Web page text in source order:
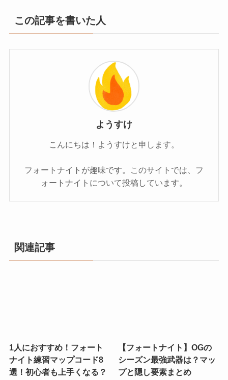
この記事を書いた人
ようすけ
こんにちは！ようすけと申します。
フォートナイトが趣味です。このサイトでは、フ
ォートナイトについて投稿しています。
関連記事
1人におすすめ！フォート
ナイト練習マップコード8
選！初心者も上手くなる？
【フォートナイト】OGの
シーズン最強武器は？マッ
プと隠し要素まとめ